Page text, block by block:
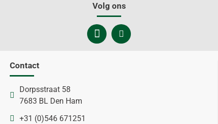
Volg ons
Contact
Dorpsstraat 58
7683 BL Den Ham
+31 (0)546 671251